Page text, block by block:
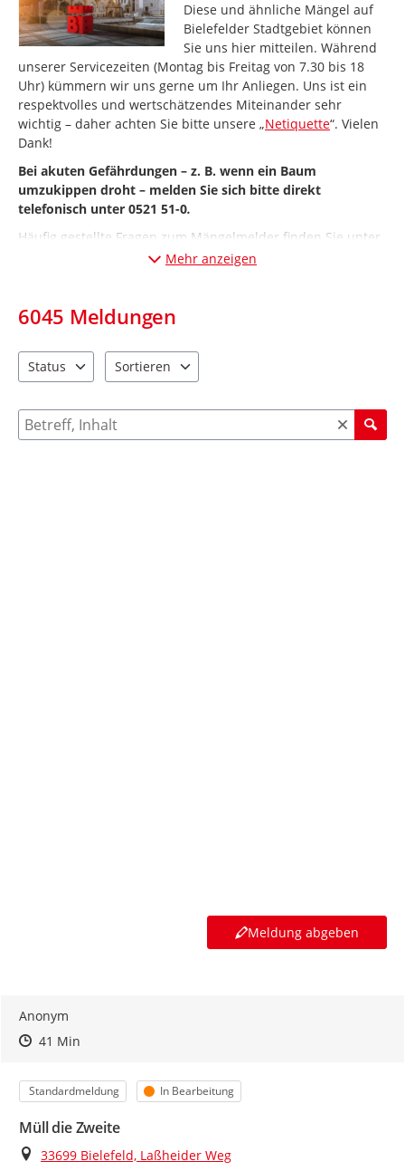
Diese und ähnliche Mängel auf
Bielefelder Stadtgebiet können
Sie uns hier mitteilen. Während
unserer Servicezeiten (Montag bis Freitag von 7.30 bis 18
Uhr) kümmern wir uns gerne um Ihr Anliegen. Uns ist ein
respektvolles und wertschätzendes Miteinander sehr
wichtig – daher achten Sie bitte unsere „Netiquette“. Vielen
Dank!
Bei akuten Gefährdungen – z. B. wenn ein Baum
umzukippen droht – melden Sie sich bitte direkt
telefonisch unter 0521 51-0.
Häufig gestellte Fragen zum Mängelmelder finden Sie unter
„Informationen“ (Desktop-Ansicht: links; Mobil-Ansicht:
Mehr anzeigen
6045 Meldungen
Status
Sortieren
Suche nach Meldungen und Kommentaren
Meldung abgeben
Anonym
Zeitpunkt des Erstellens
Zeitpunkt des Erstellens
41 MinZur Äußerung
Kategorie
Standardmeldung Status
In Bearbeitung
Müll die Zweite
Ort
33699 Bielefeld, Laßheider Weg